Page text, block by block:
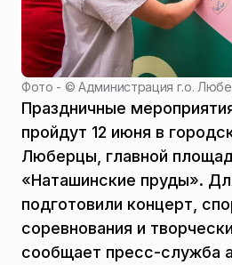
Фото - ©Администрация г.о.
Праздничные
пройдут 12 июня в
Люберцы, главной
«Наташинские пруды».
подготовили концерт,
соревнования и
сообщает пресс-служба